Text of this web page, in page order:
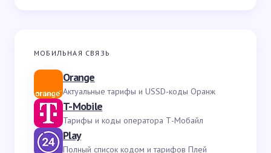
МОБИЛЬНАЯ СВЯЗЬ
Orange
Актуальные тарифы и USSD-коды Оранж
T-Mobile
Тарифы и коды оператора Т-Мобайл
Play
Полный список кодом и тарифов Плей